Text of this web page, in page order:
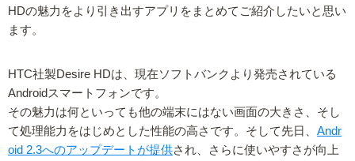
HDの魅力をより引き出すアプリをまとめてご紹介したいと思い
ます。
HTC社製Desire HDは、現在ソフトバンクより発売されている
Androidスマートフォンです。
その魅力は何といっても他の端末にはない画面の大きさ、そし
て処理能力をはじめとした性能の高さです。そして先日、 Andr
oid 2.3へのアップデートが提供され、さらに使いやすさが向上